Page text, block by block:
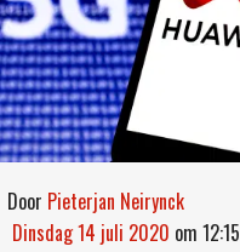
door Pieterjan Neirynck
dinsdag 14 juli 2020 om 12:15